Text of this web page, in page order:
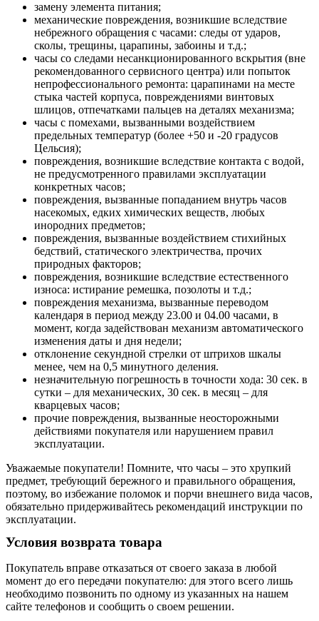
замену элемента питания;
механические повреждения, возникшие вследствие
небрежного обращения с часами: следы от ударов,
сколы, трещины, царапины, забоины и т.д.;
часы со следами несанкционированного вскрытия (вне
рекомендованного сервисного центра) или попыток
непрофессионального ремонта: царапинами на месте
стыка частей корпуса, повреждениями винтовых
шлицов, отпечатками пальцев на деталях механизма;
часы с помехами, вызванными воздействием
предельных температур (более +50 и -20 градусов
Цельсия);
повреждения, возникшие вследствие контакта с водой,
не предусмотренного правилами эксплуатации
конкретных часов;
повреждения, вызванные попаданием внутрь часов
насекомых, едких химических веществ, любых
инородних предметов;
повреждения, вызванные воздействием стихийных
бедствий, статического электричества, прочих
природных факторов;
повреждения, возникшие вследствие естественного
износа: истирание ремешка, позолоты и т.д.;
повреждения механизма, вызванные переводом
календаря в период между 23.00 и 04.00 часами, в
момент, когда задействован механизм автоматического
изменения даты и дня недели;
отклонение секундной стрелки от штрихов шкалы
менее, чем на 0,5 минутного деления.
незначительную погрешность в точности хода: 30 сек. в
сутки – для механических, 30 сек. в месяц – для
кварцевых часов;
прочие повреждения, вызванные неосторожными
действиями покупателя или нарушением правил
эксплуатации.
Уважаемые покупатели! Помните, что часы – это хрупкий
предмет, требующий бережного и правильного обращения,
поэтому, во избежание поломок и порчи внешнего вида часов,
обязательно придерживайтесь рекомендаций инструкции по
эксплуатации.
Условия возврата товара
Покупатель вправе отказаться от своего заказа в любой
момент до его передачи покупателю: для этого всего лишь
необходимо позвонить по одному из указанных на нашем
сайте телефонов и сообщить о своем решении.